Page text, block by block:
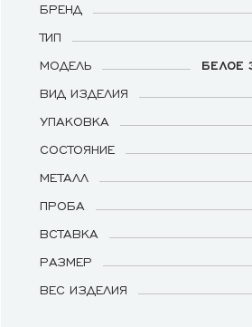
БРЕНД
ТИП
МОДЕЛЬ
БЕЛОЕ
ВИД ИЗДЕЛИЯ
УПАКОВКА
СОСТОЯНИЕ
МЕТАЛЛ
ПРОБА
ВСТАВКА
РАЗМЕР
ВЕС ИЗДЕЛИЯ